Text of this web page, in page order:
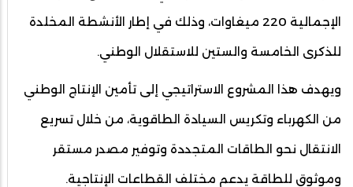
الإجمالية 220 ميغاوات، وذلك في إطار الأنشطة المخلدة
للذكرى الخامسة والستين للاستقلال الوطني.
ويهدف هذا المشروع الاستراتيجي إلى تأمين الإنتاج الوطني
من الكهرباء وتكريس السيادة الطاقوية، من خلال تسريع
الانتقال نحو الطاقات المتجددة وتوفير مصدر مستقر
وموثوق للطاقة يدعم مختلف القطاعات الإنتاجية.